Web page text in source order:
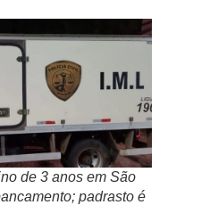
de 3 anos em São
padrasto é